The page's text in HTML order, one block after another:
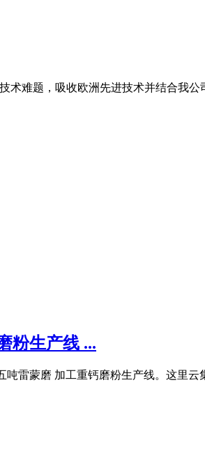
术难题，吸收欧洲先进技术并结合我
粉生产线 ...
雷蒙磨 加工重钙磨粉生产线。这里